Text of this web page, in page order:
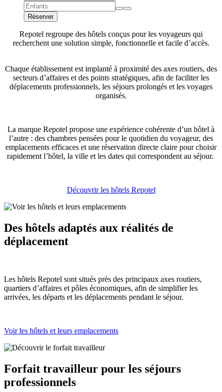
Réserver
Repotel regroupe des hôtels conçus pour les voyageurs qui
recherchent une solution simple, fonctionnelle et facile d’accès.
Chaque établissement est implanté à proximité des axes routiers, des
secteurs d’affaires et des points stratégiques, afin de faciliter les
déplacements professionnels, les séjours prolongés et les voyages
organisés.
La marque Repotel propose une expérience cohérente d’un hôtel à
l’autre : des chambres pensées pour le quotidien du voyageur, des
emplacements efficaces et une réservation directe claire pour choisir
rapidement l’hôtel, la ville et les dates qui correspondent au séjour.
Découvrir les hôtels Repotel
Des hôtels adaptés aux réalités de
déplacement
Les hôtels Repotel sont situés près des principaux axes routiers,
quartiers d’affaires et pôles économiques, afin de simplifier les
arrivées, les départs et les déplacements pendant le séjour.
Voir les hôtels et leurs emplacements
Forfait travailleur pour les séjours
professionnels